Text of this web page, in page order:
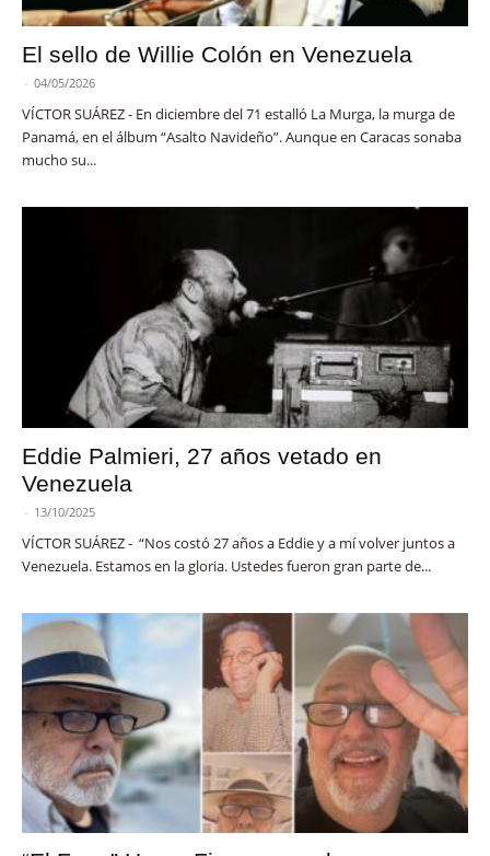
El sello de Willie Colón en Venezuela
- 04/05/2026
VÍCTOR SUÁREZ - En diciembre del 71 estalló La Murga, la murga de
Panamá, en el álbum “Asalto Navideño”. Aunque en Caracas sonaba
mucho su...
Eddie Palmieri, 27 años vetado en
Venezuela
- 13/10/2025
VÍCTOR SUÁREZ - “Nos costó 27 años a Eddie y a mí volver juntos a
Venezuela. Estamos en la gloria. Ustedes fueron gran parte de...